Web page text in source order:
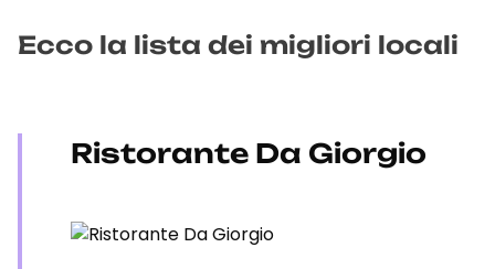
Ecco la lista dei migliori locali
Ristorante Da Giorgio